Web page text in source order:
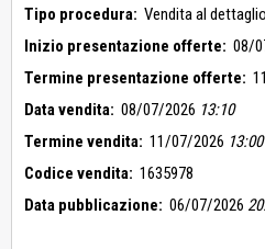
Tipo procedura: Vendita al
Inizio presentazione offerte: 08/
Termine presentazione offerte:
Data vendita: 08/07/2026 13:10
Termine vendita: 11/07/2026 13:00
Codice vendita: 1635978
Data pubblicazione: 06/07/2026